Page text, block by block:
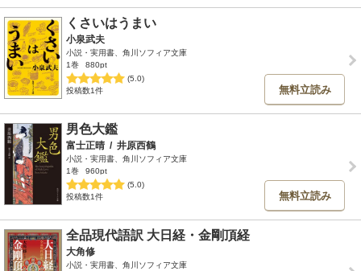
くさいはうまい
小泉武夫
小説・実用書、角川ソフィア文庫
1巻
880pt
(5.0)
投稿数1件
無料立読み
男色大鑑
富士正晴 / 井原西鶴
小説・実用書、角川ソフィア文庫
1巻
960pt
(5.0)
投稿数1件
無料立読み
全品現代語訳 大日経・金剛頂経
大角修
小説・実用書、角川ソフィア文庫